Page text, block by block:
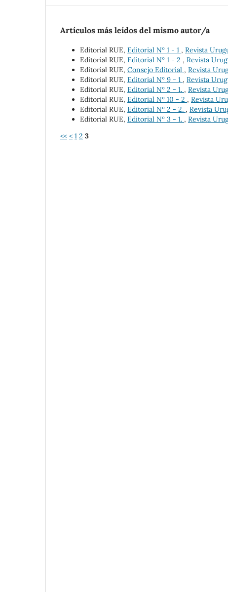
Artículos más leídos del mismo autor/a
Editorial RUE, Editorial Nº 1 - 1 , Revista
Editorial RUE, Editorial Nº 1 - 2 , Revista
Editorial RUE, Consejo Editorial , Revista
Editorial RUE, Editorial Nº 9 - 1 , Revista
Editorial RUE, Editorial Nº 2 - 1. , Revista
Editorial RUE, Editorial Nº 10 - 2 , Revista
Editorial RUE, Editorial Nº 2 - 2. , Revista
Editorial RUE, Editorial Nº 3 - 1. , Revista
<< < 1 2 3